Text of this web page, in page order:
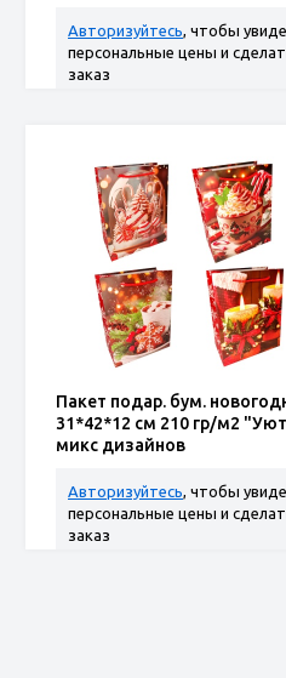
Авторизуйтесь, чтобы
персональные цены и
заказ
Пакет подар. бум.
31*42*12 см 210 гр/м2
микс дизайнов
Авторизуйтесь, чтобы
персональные цены и
заказ